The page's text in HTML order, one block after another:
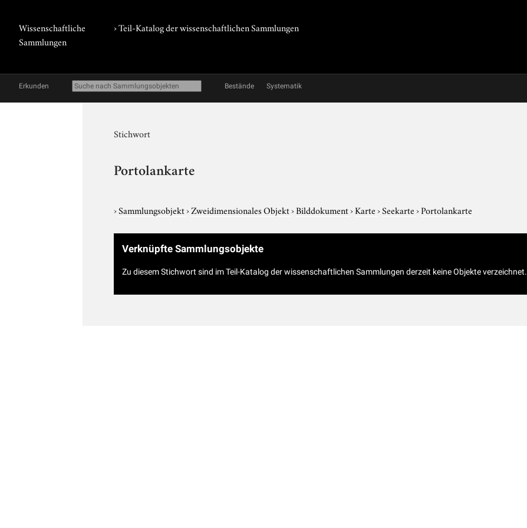
Wissenschaftliche
Sammlungen
› Teil-Katalog der wissenschaftlichen Sammlungen
Erkunden Bestände Systematik
Stichwort
Portolankarte
›Sammlungsobjekt›Zweidimensionales Objekt›Bilddokument›Karte›Seekarte›Portolankarte
Verknüpfte Sammlungsobjekte
Zu diesem Stichwort sind im Teil-Katalog der wissenschaftlichen Sammlungen derzeit keine Objekte verzeichnet.